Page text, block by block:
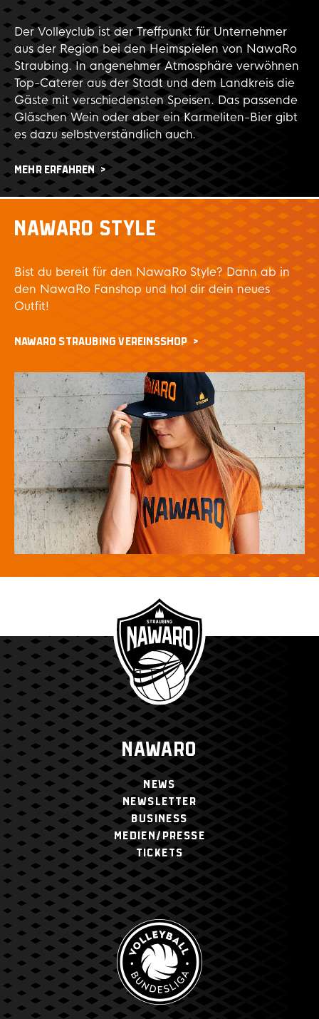
Der Volleyclub ist der Treffpunkt für Unternehmer
aus der Region bei den Heimspielen von NawaRo
Straubing. In angenehmer Atmosphäre verwöhnen
Top-Caterer aus der Stadt und dem Landkreis die
Gäste mit verschiedensten Speisen. Das passende
Gläschen Wein oder aber ein Karmeliten-Bier gibt
es dazu selbstverständlich auch.
MEHR ERFAHREN
NAWARO STYLE
Bist du bereit für den NawaRo Style? Dann ab in
den NawaRo Fanshop und hol dir dein neues
Outfit!
NAWARO STRAUBING VEREINSSHOP
NAWARO
NEWS
NEWSLETTER
BUSINESS
MEDIEN/PRESSE
TICKETS